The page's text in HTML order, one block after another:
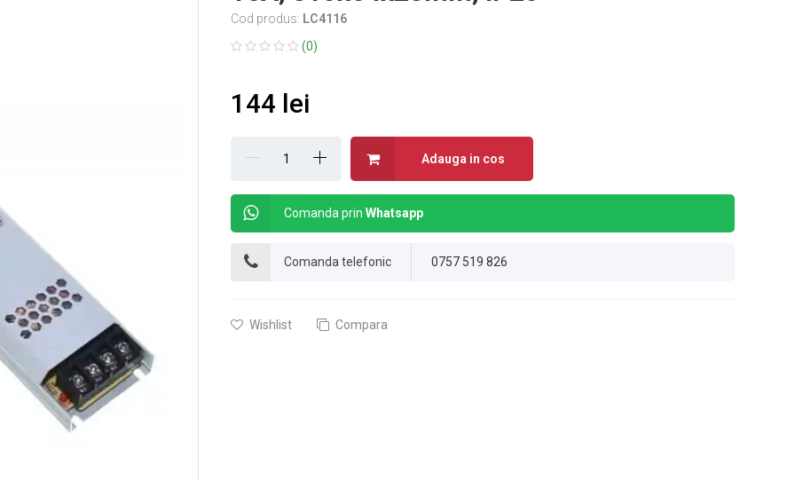
Cod produs: LC4116
(0)
144 lei
Adauga in cos
Comanda prinWhatsapp
Comanda telefonic 0757 519 826
Wishlist Compara